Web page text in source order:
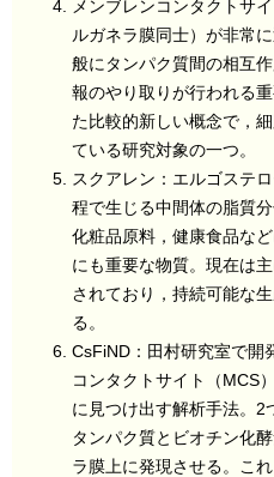
メンブレンコンタクトサ
ルガネラ膜同士）が非常
般にタンパク質間の相互
報のやり取りが行われる
た比較的新しい概念で，
ている研究対象の一つ。
スクアレン：エルゴステ
程で生じる中間体の脂質
化粧品原料，健康食品な
にも重要な物質。現在は
されており，持続可能な
る。
CsFiND：田村研究室で開
コンタクトサイト（MCS
に見つけ出す解析手法。2
タンパク質とビオチン化
ラ膜上に発現させる。こ